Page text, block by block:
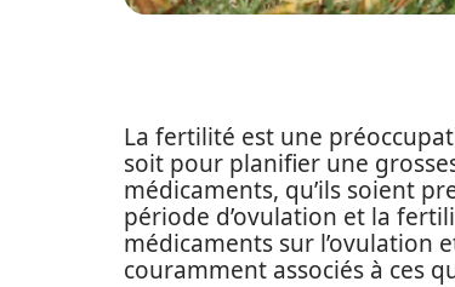
La fertilité est une
soit pour planifier une
médicaments, qu’ils soient
période d’ovulation et la
médicaments sur l’ovulation
couramment associés à ces